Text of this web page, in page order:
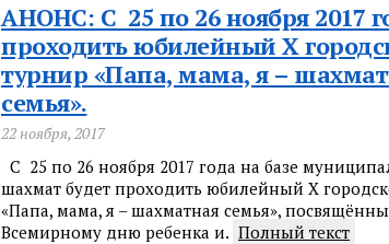
АНОНС: С 25 по 26 ноября 2017
проходить юбилейный X
турнир «Папа, мама, я –
семья».
22 ноября, 2017
С 25 по 26 ноября 2017 года на базе
шахмат будет проходить юбилейный X
«Папа, мама, я – шахматная семья»,
Всемирному дню ребенка и. Полный текст